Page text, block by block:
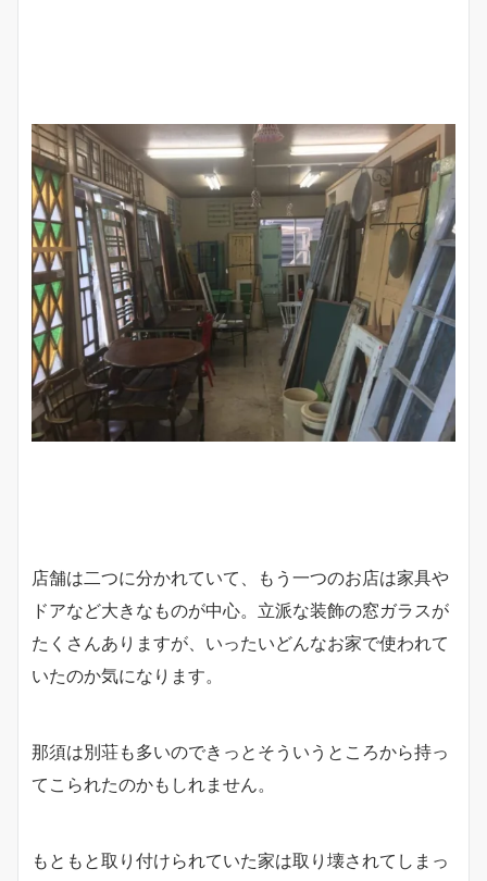
店舗は二つに分かれていて、もう一つのお店は家具や
ドアなど大きなものが中心。立派な装飾の窓ガラスが
たくさんありますが、いったいどんなお家で使われて
いたのか気になります。
那須は別荘も多いのできっとそういうところから持っ
てこられたのかもしれません。
もともと取り付けられていた家は取り壊されてしまっ